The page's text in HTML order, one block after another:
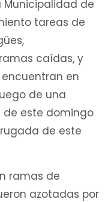
Municipalidad de
tareas de
caídas, y
en
de una
este domingo
de este
ramas de
azotadas por